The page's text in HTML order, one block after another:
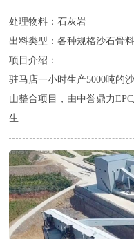
处理物料：石灰岩
出料类型：各种规格沙石骨料
项目介绍：
驻马店一小时生产5000吨的
山整合项目，由中誉鼎力
生...